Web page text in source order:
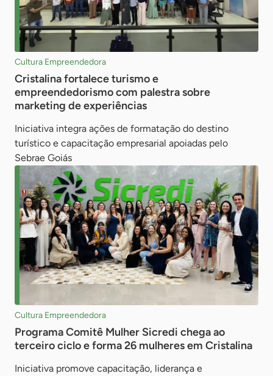
Cultura Empreendedora
Cristalina fortalece turismo e
empreendedorismo com palestra sobre
marketing de experiências
Iniciativa integra ações de formatação do destino
turístico e capacitação empresarial apoiadas pelo
Sebrae Goiás
Cultura Empreendedora
Programa Comitê Mulher Sicredi chega ao
terceiro ciclo e forma 26 mulheres em Cristalina
Iniciativa promove capacitação, liderança e